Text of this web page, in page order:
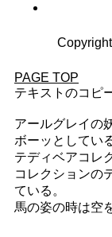
PAGE TOP
テキストのコピ
アールグレイの
ボーッとしてい
テディベアコレ
コレクションの
ている。
馬の姿の時は空